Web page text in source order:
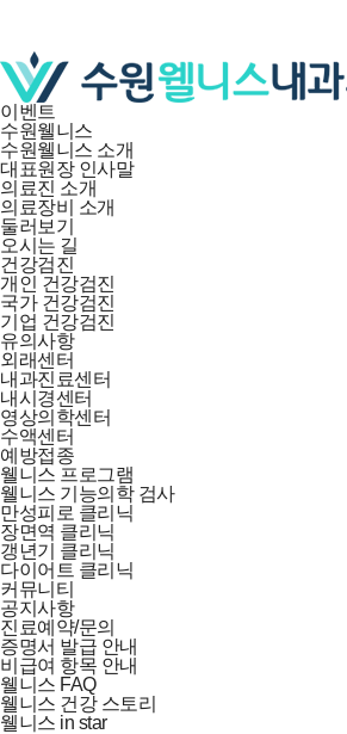
이벤트
수원웰니스
수원웰니스 소개
대표원장 인사말
의료진 소개
의료장비 소개
둘러보기
오시는 길
건강검진
개인 건강검진
국가 건강검진
기업 건강검진
유의사항
외래센터
내과진료센터
내시경센터
영상의학센터
수액센터
예방접종
웰니스 프로그램
웰니스 기능의학 검사
만성피로 클리닉
장면역 클리닉
갱년기 클리닉
다이어트 클리닉
커뮤니티
공지사항
진료예약/문의
증명서 발급 안내
비급여 항목 안내
웰니스 FAQ
웰니스 건강 스토리
웰니스 in star